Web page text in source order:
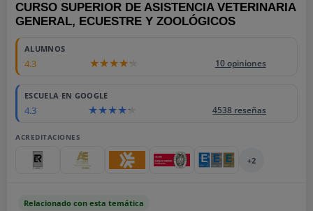
CURSO SUPERIOR DE ASISTENCIA VETERINARIA
GENERAL, ECUESTRE Y ZOOLÓGICOS
ALUMNOS
4.3 10 opiniones
ESCUELA EN GOOGLE
4.3 4538 reseñas
ACREDITACIONES
+2
Relacionado con esta temática